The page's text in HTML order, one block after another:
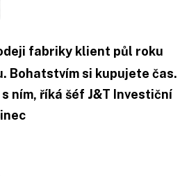
fabriky klient půl roku
Bohatstvím si kupujete čas.
ním, říká šéf J&T Investiční